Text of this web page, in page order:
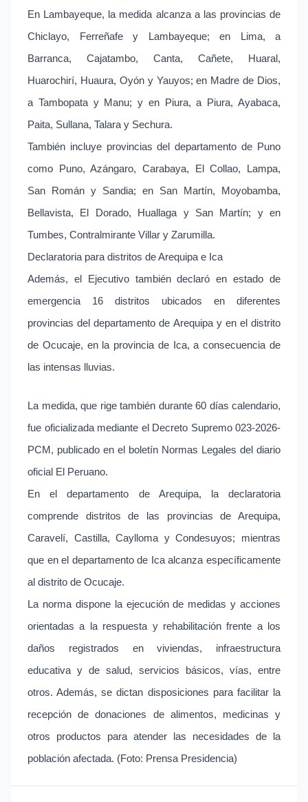
En Lambayeque, la medida alcanza a las provincias de
Chiclayo, Ferreñafe y Lambayeque; en Lima, a
Barranca, Cajatambo, Canta, Cañete, Huaral,
Huarochirí, Huaura, Oyón y Yauyos; en Madre de Dios,
a Tambopata y Manu; y en Piura, a Piura, Ayabaca,
Paita, Sullana, Talara y Sechura.
También incluye provincias del departamento de Puno
como Puno, Azángaro, Carabaya, El Collao, Lampa,
San Román y Sandia; en San Martín, Moyobamba,
Bellavista, El Dorado, Huallaga y San Martín; y en
Tumbes, Contralmirante Villar y Zarumilla.
Declaratoria para distritos de Arequipa e Ica
Además, el Ejecutivo también declaró en estado de
emergencia 16 distritos ubicados en diferentes
provincias del departamento de Arequipa y en el distrito
de Ocucaje, en la provincia de Ica, a consecuencia de
las intensas lluvias.
La medida, que rige también durante 60 días calendario,
fue oficializada mediante el Decreto Supremo 023-2026-
PCM, publicado en el boletín Normas Legales del diario
oficial El Peruano.
En el departamento de Arequipa, la declaratoria
comprende distritos de las provincias de Arequipa,
Caravelí, Castilla, Caylloma y Condesuyos; mientras
que en el departamento de Ica alcanza específicamente
al distrito de Ocucaje.
La norma dispone la ejecución de medidas y acciones
orientadas a la respuesta y rehabilitación frente a los
daños registrados en viviendas, infraestructura
educativa y de salud, servicios básicos, vías, entre
otros. Además, se dictan disposiciones para facilitar la
recepción de donaciones de alimentos, medicinas y
otros productos para atender las necesidades de la
población afectada. (Foto: Prensa Presidencia)